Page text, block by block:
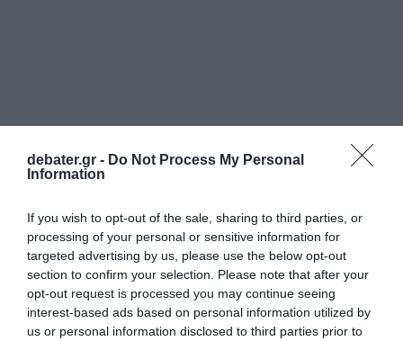
debater.gr - Do Not Process My Personal
Information
If you wish to opt-out of the sale, sharing to third parties, or
processing of your personal or sensitive information for
targeted advertising by us, please use the below opt-out
section to confirm your selection. Please note that after your
opt-out request is processed you may continue seeing
interest-based ads based on personal information utilized by
us or personal information disclosed to third parties prior to